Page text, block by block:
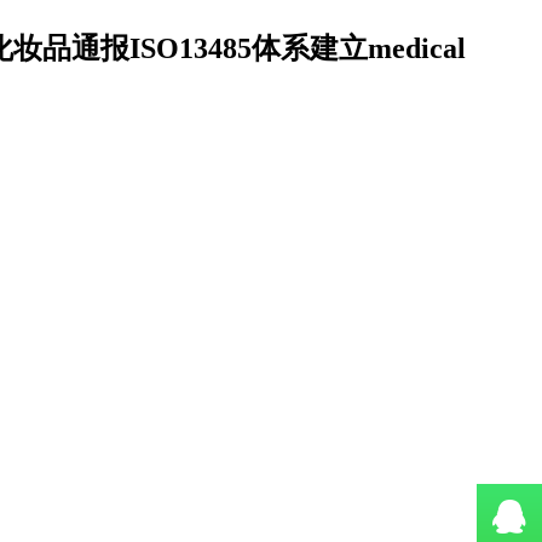
品通报ISO13485体系建立medical